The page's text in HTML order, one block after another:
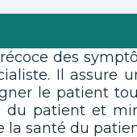
des
Il assure
le patient
patient et
la santé du